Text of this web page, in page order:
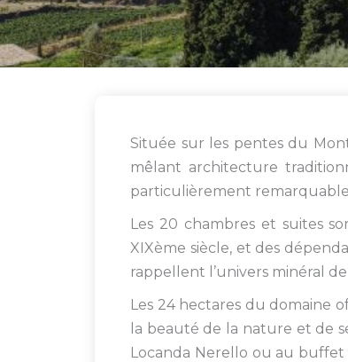
Située sur les pentes du
mêlant architecture
particulièrement
Les 20 chambres et suites
XIXème siècle, et des
rappellent l’univers minéral
Les 24 hectares du domaine
la beauté de la nature et de
Locanda Nerello ou au